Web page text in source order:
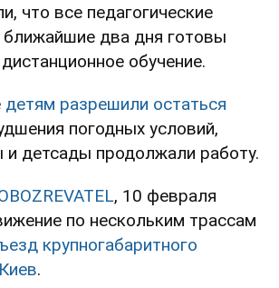
что все педагогические
два дня готовы
обучение.
детям разрешили остаться
погодных условий,
детсады продолжали работу.
, 10 февраля
по нескольким трассам
крупногабаритного
.